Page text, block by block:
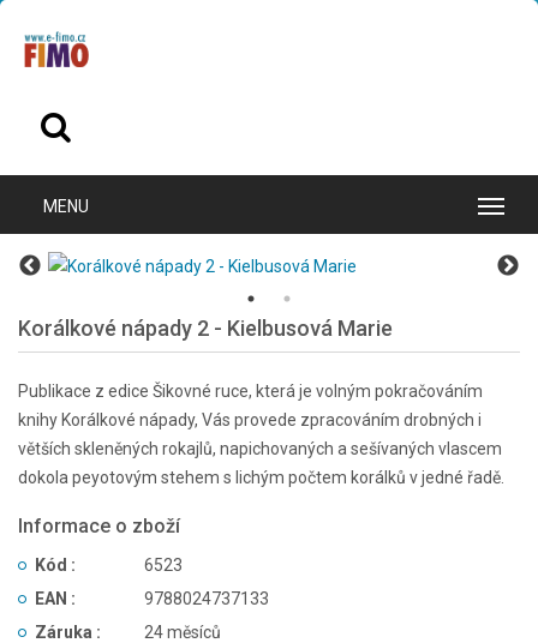
Korálkové nápady 2 - Kielbusová Marie
Publikace z edice Šikovné ruce, která je volným pokračováním
knihy Korálkové nápady, Vás provede zpracováním drobných i
větších skleněných rokajlů, napichovaných a sešívaných vlascem
dokola peyotovým stehem s lichým počtem korálků v jedné řadě.
Informace o zboží
Kód :
6523
EAN :
9788024737133
Záruka :
24 měsíců